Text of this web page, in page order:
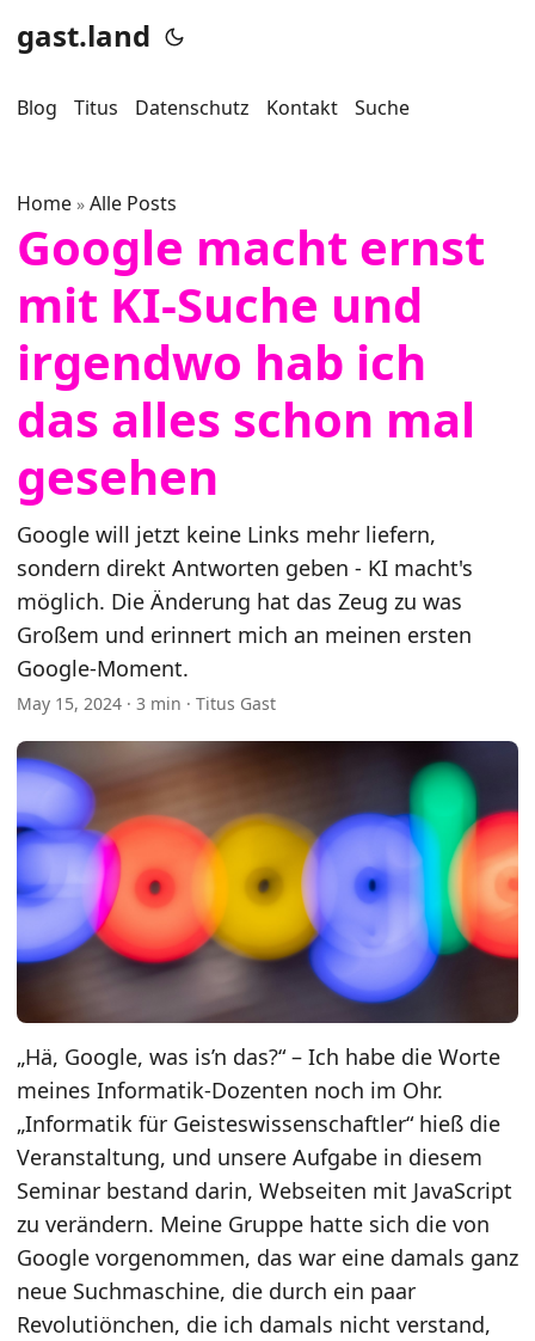
gast.land
Blog Titus Datenschutz Kontakt Suche
Home » Alle Posts
Google macht ernst
mit KI-Suche und
irgendwo hab ich
das alles schon mal
gesehen
Google will jetzt keine Links mehr liefern,
sondern direkt Antworten geben - KI macht's
möglich. Die Änderung hat das Zeug zu was
Großem und erinnert mich an meinen ersten
Google-Moment.
May 15, 2024 · 3 min · Titus Gast
„Hä, Google, was is’n das?“ – Ich habe die Worte
meines Informatik-Dozenten noch im Ohr.
„Informatik für Geisteswissenschaftler“ hieß die
Veranstaltung, und unsere Aufgabe in diesem
Seminar bestand darin, Webseiten mit JavaScript
zu verändern. Meine Gruppe hatte sich die von
Google vorgenommen, das war eine damals ganz
neue Suchmaschine, die durch ein paar
Revolutiönchen, die ich damals nicht verstand,